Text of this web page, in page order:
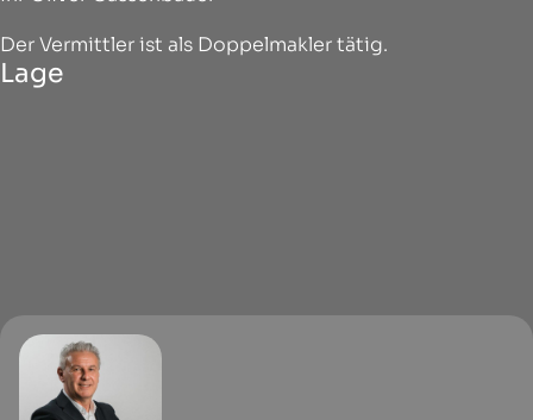
Der Vermittler ist als Doppelmakler tätig.
Lage